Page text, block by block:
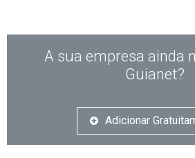
A sua empresa ainda
Guianet?
Adicionar